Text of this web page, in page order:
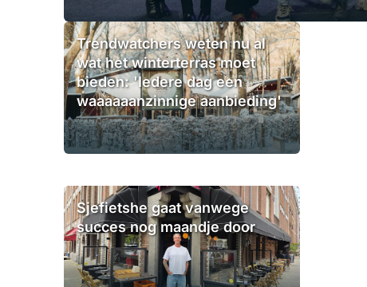
Trendwatchers weten nu al
wat het winterterras moet
bieden: 'Iedere dag een
waaaaaanzinnige aanbieding'
Sjefietshe gaat vanwege
succes nog maandje door